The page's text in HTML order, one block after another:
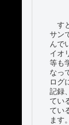
す
サン
んで
イオ
等も
なっ
ログ
記録
てい
てい
ます